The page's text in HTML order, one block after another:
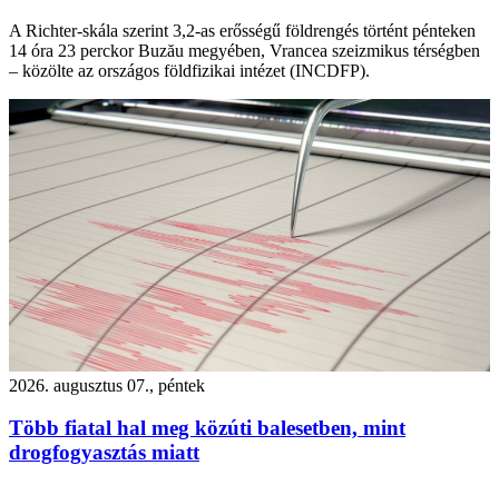
A Richter-skála szerint 3,2-as erősségű földrengés történt pénteken
14 óra 23 perckor Buzău megyében, Vrancea szeizmikus térségben
– közölte az országos földfizikai intézet (INCDFP).
2026. augusztus 07., péntek
Több fiatal hal meg közúti balesetben, mint
drogfogyasztás miatt